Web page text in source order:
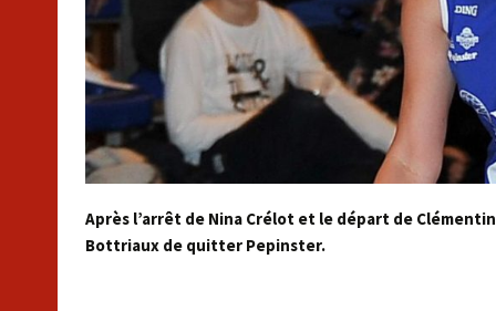
Après l’arrêt de Nina Crélot et le départ de
Bottriaux de quitter Pepinster.